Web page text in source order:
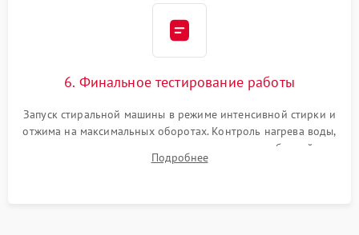
6. Финальное тестирование работы
Запуск стиральной машины в режиме интенсивной стирки и
отжима на максимальных оборотах. Контроль нагрева воды,
корректности слива, отсутствия излишних вибраций,
посторонних стуков и протечек под корпусом.
Подробнее